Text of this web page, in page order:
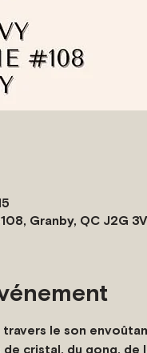
Granby, QC J2G
travers le son
cristal, du gong,